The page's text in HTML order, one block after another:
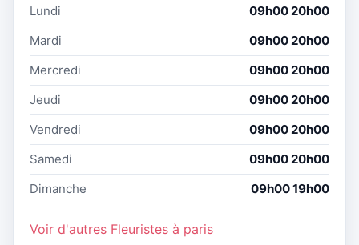
Lundi
09h00 20h00
Mardi
09h00 20h00
Mercredi
09h00 20h00
Jeudi
09h00 20h00
Vendredi
09h00 20h00
Samedi
09h00 20h00
Dimanche
09h00 19h00
Voir d'autres Fleuristes à paris